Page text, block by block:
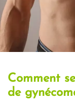
Comment
de